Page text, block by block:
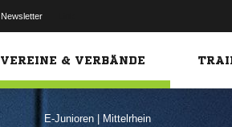
Newsletter
VEREINE & VERBÄNDE
E-Junioren Mittelrhein